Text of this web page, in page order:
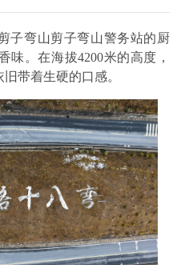
子弯山剪子弯山警务站的厨
味。在海拔4200米的高度，
带着生硬的口感。